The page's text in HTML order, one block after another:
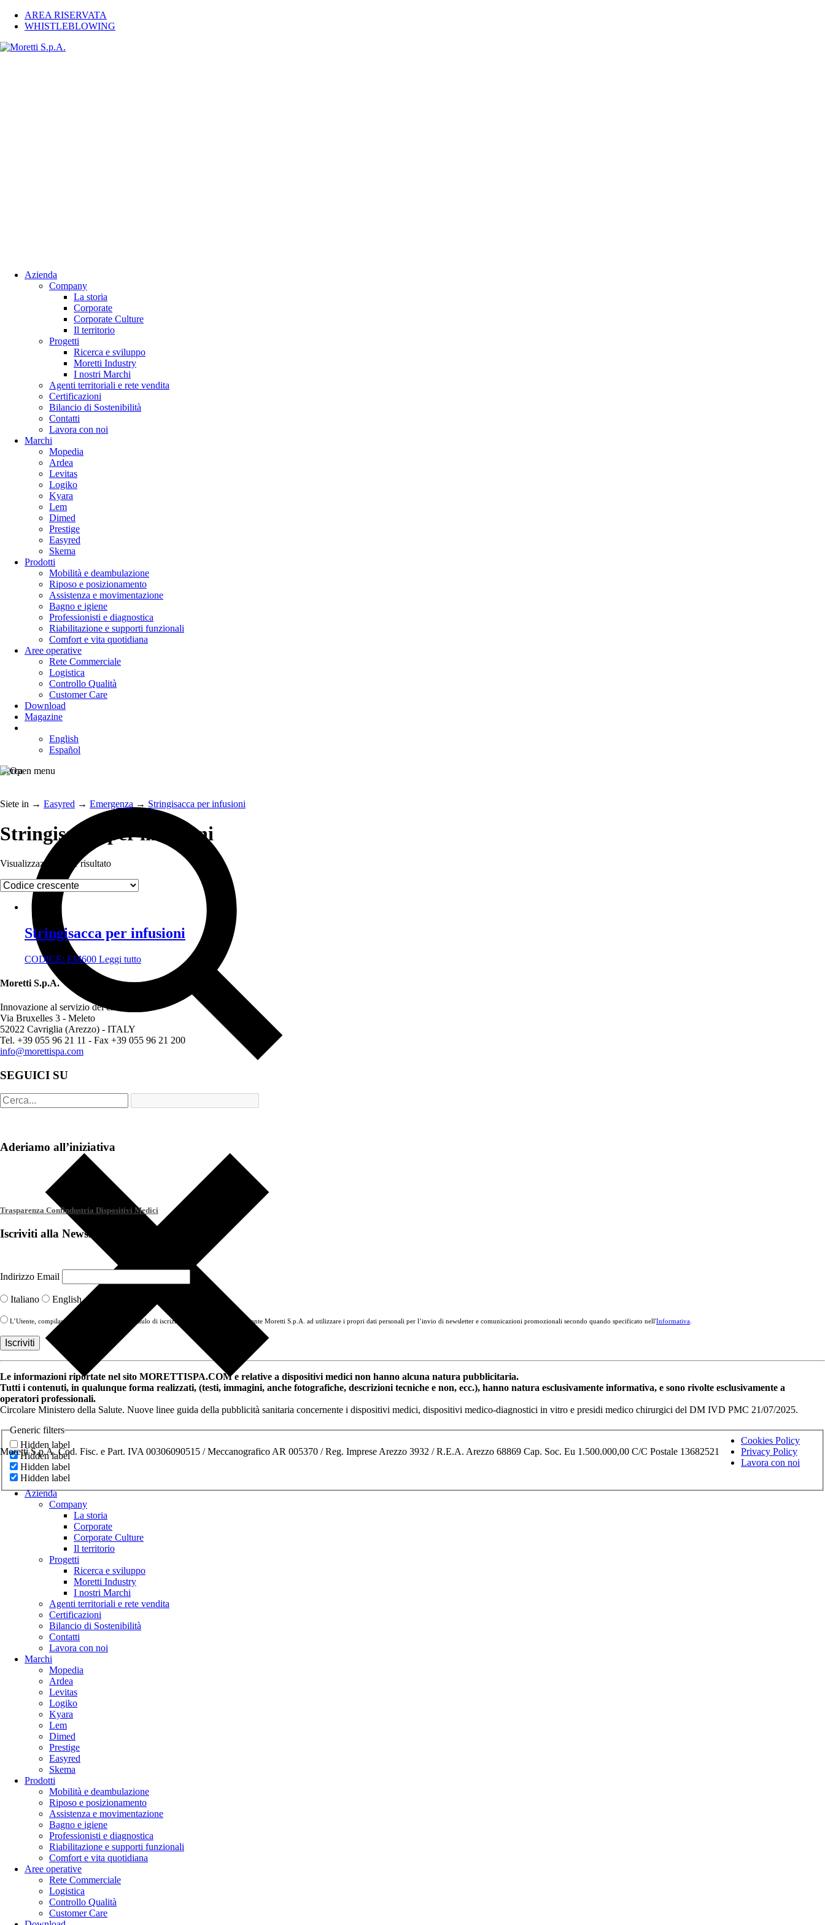
AREA RISERVATA
WHISTLEBLOWING
Azienda
Company
La storia
Corporate
Corporate Culture
Il territorio
Progetti
Ricerca e sviluppo
Moretti Industry
I nostri Marchi
Agenti territoriali e rete vendita
Certificazioni
Bilancio di Sostenibilità
Contatti
Lavora con noi
Marchi
Mopedia
Ardea
Levitas
Logiko
Kyara
Lem
Dimed
Prestige
Easyred
Skema
Prodotti
Mobilità e deambulazione
Riposo e posizionamento
Assistenza e movimentazione
Bagno e igiene
Professionisti e diagnostica
Riabilitazione e supporti funzionali
Comfort e vita quotidiana
Aree operative
Rete Commerciale
Logistica
Controllo Qualità
Customer Care
Download
Magazine
English
Español
Cerca
Generic filters
Hidden label
Hidden label
Hidden label
Hidden label
Siete in → Easyred → Emergenza → Stringisacca per infusioni
Stringisacca per infusioni
Visualizzazione di 1 risultato
Stringisacca per infusioni
CODICE: EM600 Leggi tutto
Moretti S.p.A.
Innovazione al servizio del cliente
Via Bruxelles 3 - Meleto
52022 Cavriglia (Arezzo) - ITALY
Tel. +39 055 96 21 11 - Fax +39 055 96 21 200
info@morettispa.com
SEGUICI SU
Aderiamo all’iniziativa
Trasparenza Confindustria Dispositivi Medici
Iscriviti alla Newsletter
Indirizzo Email
Italiano English
L’Utente, compilando con i propri Dati il modulo di iscrizione alla newsletter, acconsente Moretti S.p.A. ad utilizzare i propri dati personali per l’invio di newsletter e comunicazioni promozionali secondo quando specificato nell'Informativa
Le informazioni riportate nel sito MORETTISPA.COM e relative a dispositivi medici non hanno alcuna natura pubblicitaria.
Tutti i contenuti, in qualunque forma realizzati, (testi, immagini, anche fotografiche, descrizioni tecniche e non, ecc.), hanno natura esclusivamente informativa, e sono rivolte esclusivamente a
operatori professionali.
Circolare Ministero della Salute. Nuove linee guida della pubblicità sanitaria concernente i dispositivi medici, dispositivi medico-diagnostici in vitro e presidi medico chirurgici del DM IVD PMC 21/07/2025.
Moretti S.p.A. Cod. Fisc. e Part. IVA 00306090515 / Meccanografico AR 005370 / Reg. Imprese Arezzo 3932 / R.E.A. Arezzo 68869 Cap. Soc. Eu 1.500.000,00 C/C Postale 13682521
Cookies Policy
Privacy Policy
Lavora con noi
Azienda
Company
La storia
Corporate
Corporate Culture
Il territorio
Progetti
Ricerca e sviluppo
Moretti Industry
I nostri Marchi
Agenti territoriali e rete vendita
Certificazioni
Bilancio di Sostenibilità
Contatti
Lavora con noi
Marchi
Mopedia
Ardea
Levitas
Logiko
Kyara
Lem
Dimed
Prestige
Easyred
Skema
Prodotti
Mobilità e deambulazione
Riposo e posizionamento
Assistenza e movimentazione
Bagno e igiene
Professionisti e diagnostica
Riabilitazione e supporti funzionali
Comfort e vita quotidiana
Aree operative
Rete Commerciale
Logistica
Controllo Qualità
Customer Care